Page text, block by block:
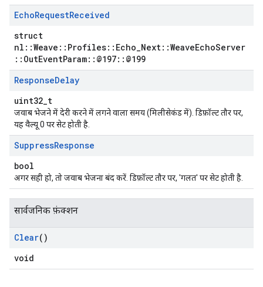
EchoRequestReceived
struct
nl::Weave::Profiles::Echo_Next::WeaveEchoServer
::OutEventParam::@197::@199
ResponseDelay
uint32_t
जवाब भेजने में देरी करने में लगने वाला समय (मिलीसेकंड में). डिफ़ॉल्ट तौर पर,
यह वैल्यू 0 पर सेट होती है.
SuppressResponse
bool
अगर सही हो, तो जवाब भेजना बंद करें. डिफ़ॉल्ट तौर पर, 'गलत' पर सेट होती है.
सार्वजनिक फ़ंक्शन
Clear()
void